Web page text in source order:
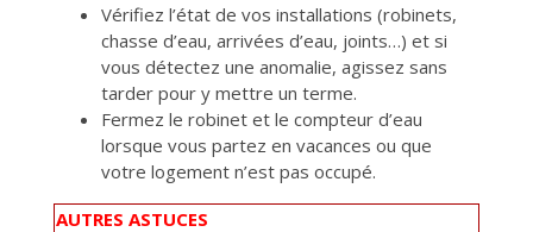
Vérifiez l’état de vos installations (robinets,
chasse d’eau, arrivées d’eau, joints…) et si
vous détectez une anomalie, agissez sans
tarder pour y mettre un terme.
Fermez le robinet et le compteur d’eau
lorsque vous partez en vacances ou que
votre logement n’est pas occupé.
AUTRES ASTUCES